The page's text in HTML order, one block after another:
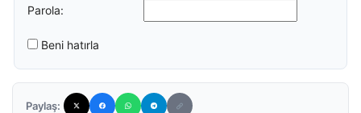
Parola:
Beni hatırla
Paylaş: